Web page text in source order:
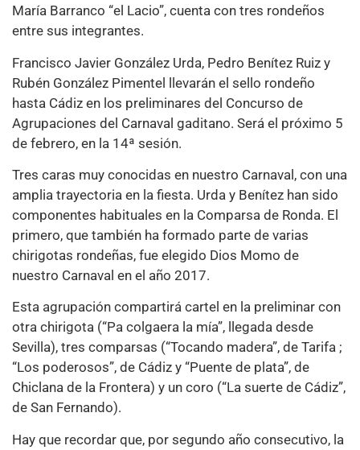
María Barranco “el Lacio”, cuenta con tres rondeños
entre sus integrantes.
Francisco Javier González Urda, Pedro Benítez Ruiz y
Rubén González Pimentel llevarán el sello rondeño
hasta Cádiz en los preliminares del Concurso de
Agrupaciones del Carnaval gaditano. Será el próximo 5
de febrero, en la 14ª sesión.
Tres caras muy conocidas en nuestro Carnaval, con una
amplia trayectoria en la fiesta. Urda y Benítez han sido
componentes habituales en la Comparsa de Ronda. El
primero, que también ha formado parte de varias
chirigotas rondeñas, fue elegido Dios Momo de
nuestro Carnaval en el año 2017.
Esta agrupación compartirá cartel en la preliminar con
otra chirigota (“Pa colgaera la mía”, llegada desde
Sevilla), tres comparsas (“Tocando madera”, de Tarifa ;
“Los poderosos”, de Cádiz y “Puente de plata”, de
Chiclana de la Frontera) y un coro (“La suerte de Cádiz”,
de San Fernando).
Hay que recordar que, por segundo año consecutivo, la